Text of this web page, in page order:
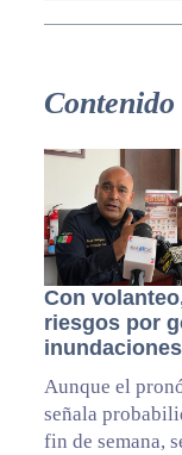
Con
riesgos por
inundaciones
Aunque el
señala
fin de semana,